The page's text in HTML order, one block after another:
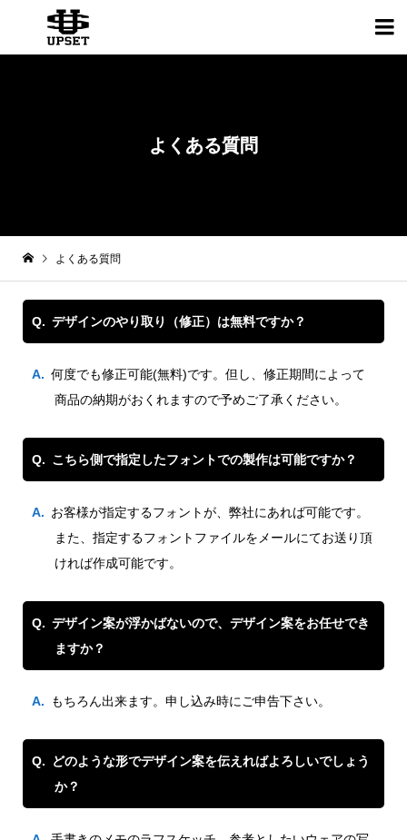

よくある質問
よくある質問
デザインのやり取り（修正）は無料ですか？
何度でも修正可能(無料)です。但し、修正期間によって
商品の納期がおくれますので予めご了承ください。
こちら側で指定したフォントでの製作は可能ですか？
お客様が指定するフォントが、弊社にあれば可能です。
また、指定するフォントファイルをメールにてお送り頂
ければ作成可能です。
デザイン案が浮かばないので、デザイン案をお任せでき
ますか？
もちろん出来ます。申し込み時にご申告下さい。
どのような形でデザイン案を伝えればよろしいでしょう
か？